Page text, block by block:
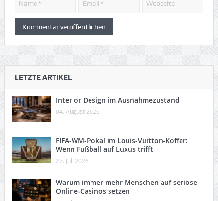
LETZTE ARTIKEL
Interior Design im Ausnahmezustand
04. August 2026
FIFA-WM-Pokal im Louis-Vuitton-Koffer:
Wenn Fußball auf Luxus trifft
27. Juli 2026
Warum immer mehr Menschen auf seriöse
Online-Casinos setzen